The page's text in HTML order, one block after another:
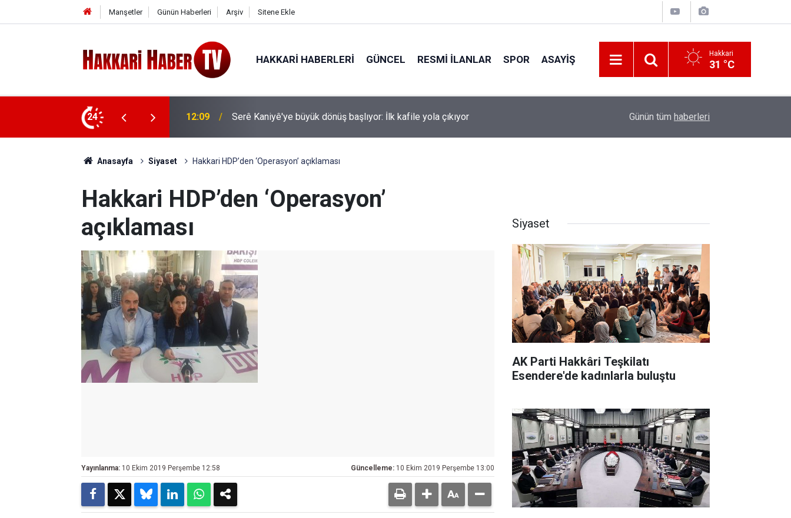
Manşetler Günün Haberleri Arşiv Sitene Ekle
HAKKARI HABERLERI GÜNCEL RESMI İLANLAR SPOR ASAYIŞ Hakkari
31 °C
24
İlk kafile yola çıkıyor 11:35 AK Parti Hakkâri Teşkilatı Esendere'de kadınlarla buluştu Hakkâri'de Gençlere AFAD'dan Afet Bilinci ve
Günün tüm haberleri
Anasayfa Siyaset Hakkari HDP’den ‘Operasyon’ açıklaması
Hakkari HDP’den ‘Operasyon’
açıklaması
Yayınlanma: 10 Ekim 2019 Perşembe 12:58 Güncelleme: 10 Ekim 2019 Perşembe 13:00
Siyaset
AK Parti Hakkâri Teşkilatı
Esendere'de kadınlarla buluştu